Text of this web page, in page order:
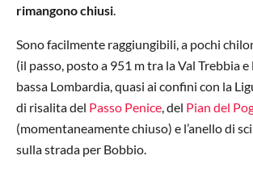
rimangono chiusi.
Sono facilmente raggiungibili, a pochi
(il passo, posto a 951 m tra la Val Trebbia e
bassa Lombardia, quasi ai confini con la
di risalita del Passo Penice, del Pian del
(momentaneamente chiuso) e l’anello di
sulla strada per Bobbio.